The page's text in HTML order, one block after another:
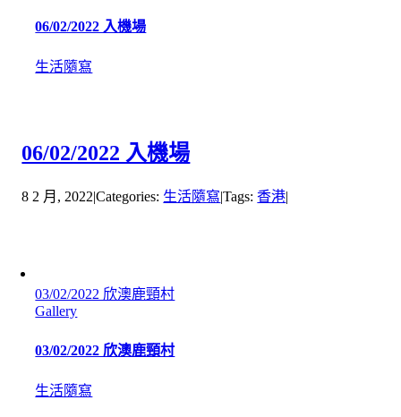
06/02/2022 入機場
生活隨寫
06/02/2022 入機場
8 2 月, 2022|Categories: 生活隨寫|Tags:香港|
03/02/2022 欣澳鹿頸村
Gallery
03/02/2022 欣澳鹿頸村
生活隨寫